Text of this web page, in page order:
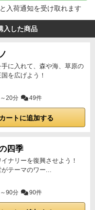
すが、相手の意見も聞き
入荷通知を受け取れます
入した商品
に入れて、森や海、草原の
を広げよう！
20分 49件
ートに追加する
四季
ナリーを復興させよう！
テーマのワー...
90分 90件